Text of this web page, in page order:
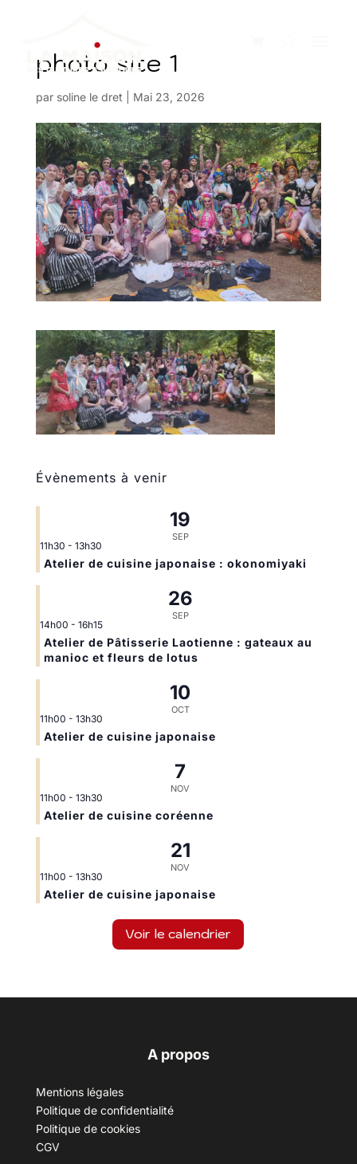
photo site 1
par soline le dret Mai 23, 2026
Évènements à venir
19
SEP
11h30 - 13h30
Atelier de cuisine japonaise : okonomiyaki
26
SEP
14h00 - 16h15
Atelier de Pâtisserie Laotienne : gateaux au
manioc et fleurs de lotus
10
OCT
11h00 - 13h30
Atelier de cuisine japonaise
7
NOV
11h00 - 13h30
Atelier de cuisine coréenne
21
NOV
11h00 - 13h30
Atelier de cuisine japonaise
Voir le calendrier
A propos
Mentions légales
Politique de confidentialité
Politique de cookies
CGV